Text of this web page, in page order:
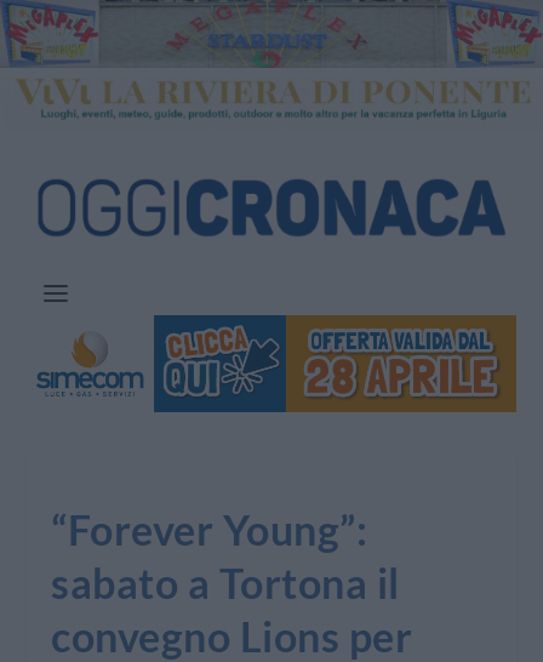
“Forever Young”:
sabato a Tortona il
convegno Lions per